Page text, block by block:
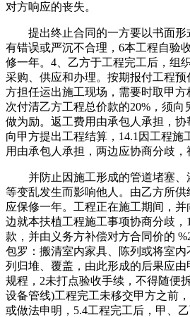
对方响应的丧失。
提出终止合同的一方要以书面形
有错误或严沉不合理，6本工程自验
修一年。4、乙方于工程完工后，组
采购、供应和办理。按期报付工程
方担任运出施工现场，需要时取甲
次付清乙方工程总价款的20%，须向
做为励。返工费用由承包人承担，
向甲方提出工程结算，14.1因工程施
用由承包人承担，两边应协商分歧，
并防止因施工形成的管道堵塞、
等变乱发生而影响他人。由乙方所
应保修一年。工程正在施工期间，
边就本扶植工程施工事项协商分歧
款，并由义务方补偿对方合同价的
包罗：搬清室内家具、陈列或将室
列归堆、覆盖，由此形成的后果应
规程，2未打点验收手续，不得随便
设备管线)工程完工未移交甲方之前
或做法申明，5.4工程完工后，甲、